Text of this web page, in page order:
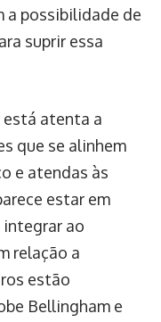
a possibilidade de
suprir essa
está atenta a
que se alinhem
e atendas às
estar em
ao
relação a
estão
Bellingham e